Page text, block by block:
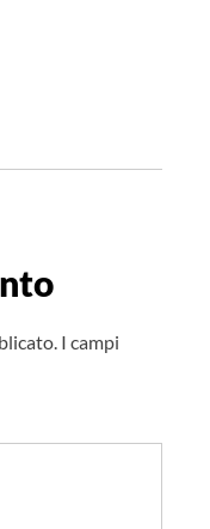
I campi